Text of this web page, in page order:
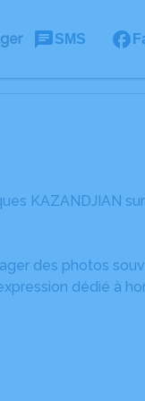
SMS
KAZANDJIAN
des photos
dédié à